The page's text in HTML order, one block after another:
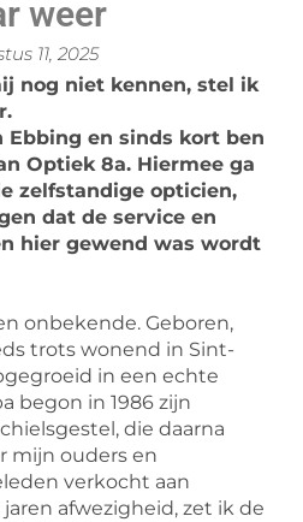
weer
11, 2025
nog niet kennen, stel ik
Ebbing en sinds kort ben
Optiek 8a. Hiermee ga
zelfstandige opticien,
dat de service en
hier gewend was wordt
onbekende. Geboren,
trots wonend in Sint-
in een echte
begon in 1986 zijn
die daarna
mijn ouders en
verkocht aan
afwezigheid, zet ik de